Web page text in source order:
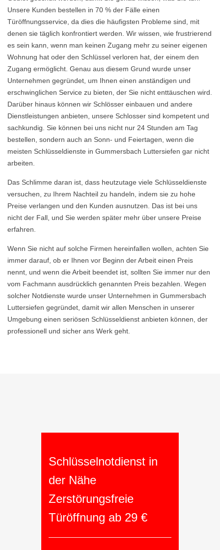
Unsere Kunden bestellen in 70 % der Fälle einen
Türöffnungsservice, da dies die häufigsten Probleme sind, mit
denen sie täglich konfrontiert werden. Wir wissen, wie frustrierend
es sein kann, wenn man keinen Zugang mehr zu seiner eigenen
Wohnung hat oder den Schlüssel verloren hat, der einem den
Zugang ermöglicht. Genau aus diesem Grund wurde unser
Unternehmen gegründet, um Ihnen einen anständigen und
erschwinglichen Service zu bieten, der Sie nicht enttäuschen wird.
Darüber hinaus können wir Schlösser einbauen und andere
Dienstleistungen anbieten, unsere Schlosser sind kompetent und
sachkundig. Sie können bei uns nicht nur 24 Stunden am Tag
bestellen, sondern auch an Sonn- und Feiertagen, wenn die
meisten Schlüsseldienste in Gummersbach Luttersiefen gar nicht
arbeiten.
Das Schlimme daran ist, dass heutzutage viele Schlüsseldienste
versuchen, zu Ihrem Nachteil zu handeln, indem sie zu hohe
Preise verlangen und den Kunden ausnutzen. Das ist bei uns
nicht der Fall, und Sie werden später mehr über unsere Preise
erfahren.
Wenn Sie nicht auf solche Firmen hereinfallen wollen, achten Sie
immer darauf, ob er Ihnen vor Beginn der Arbeit einen Preis
nennt, und wenn die Arbeit beendet ist, sollten Sie immer nur den
vom Fachmann ausdrücklich genannten Preis bezahlen. Wegen
solcher Notdienste wurde unser Unternehmen in Gummersbach
Luttersiefen gegründet, damit wir allen Menschen in unserer
Umgebung einen seriösen Schlüsseldienst anbieten können, der
professionell und sicher ans Werk geht.
Schlüsselnotdienst in
der Nähe
Zerstörungsfreie
Türöffnung ab 29 €